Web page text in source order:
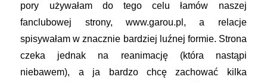
pory używałam do tego celu łamów naszej
fanclubowej strony, www.garou.pl, a relacje
spisywałam w znacznie bardziej luźnej formie. Strona
czeka jednak na reanimację (która nastąpi
niebawem), a ja bardzo chcę zachować kilka